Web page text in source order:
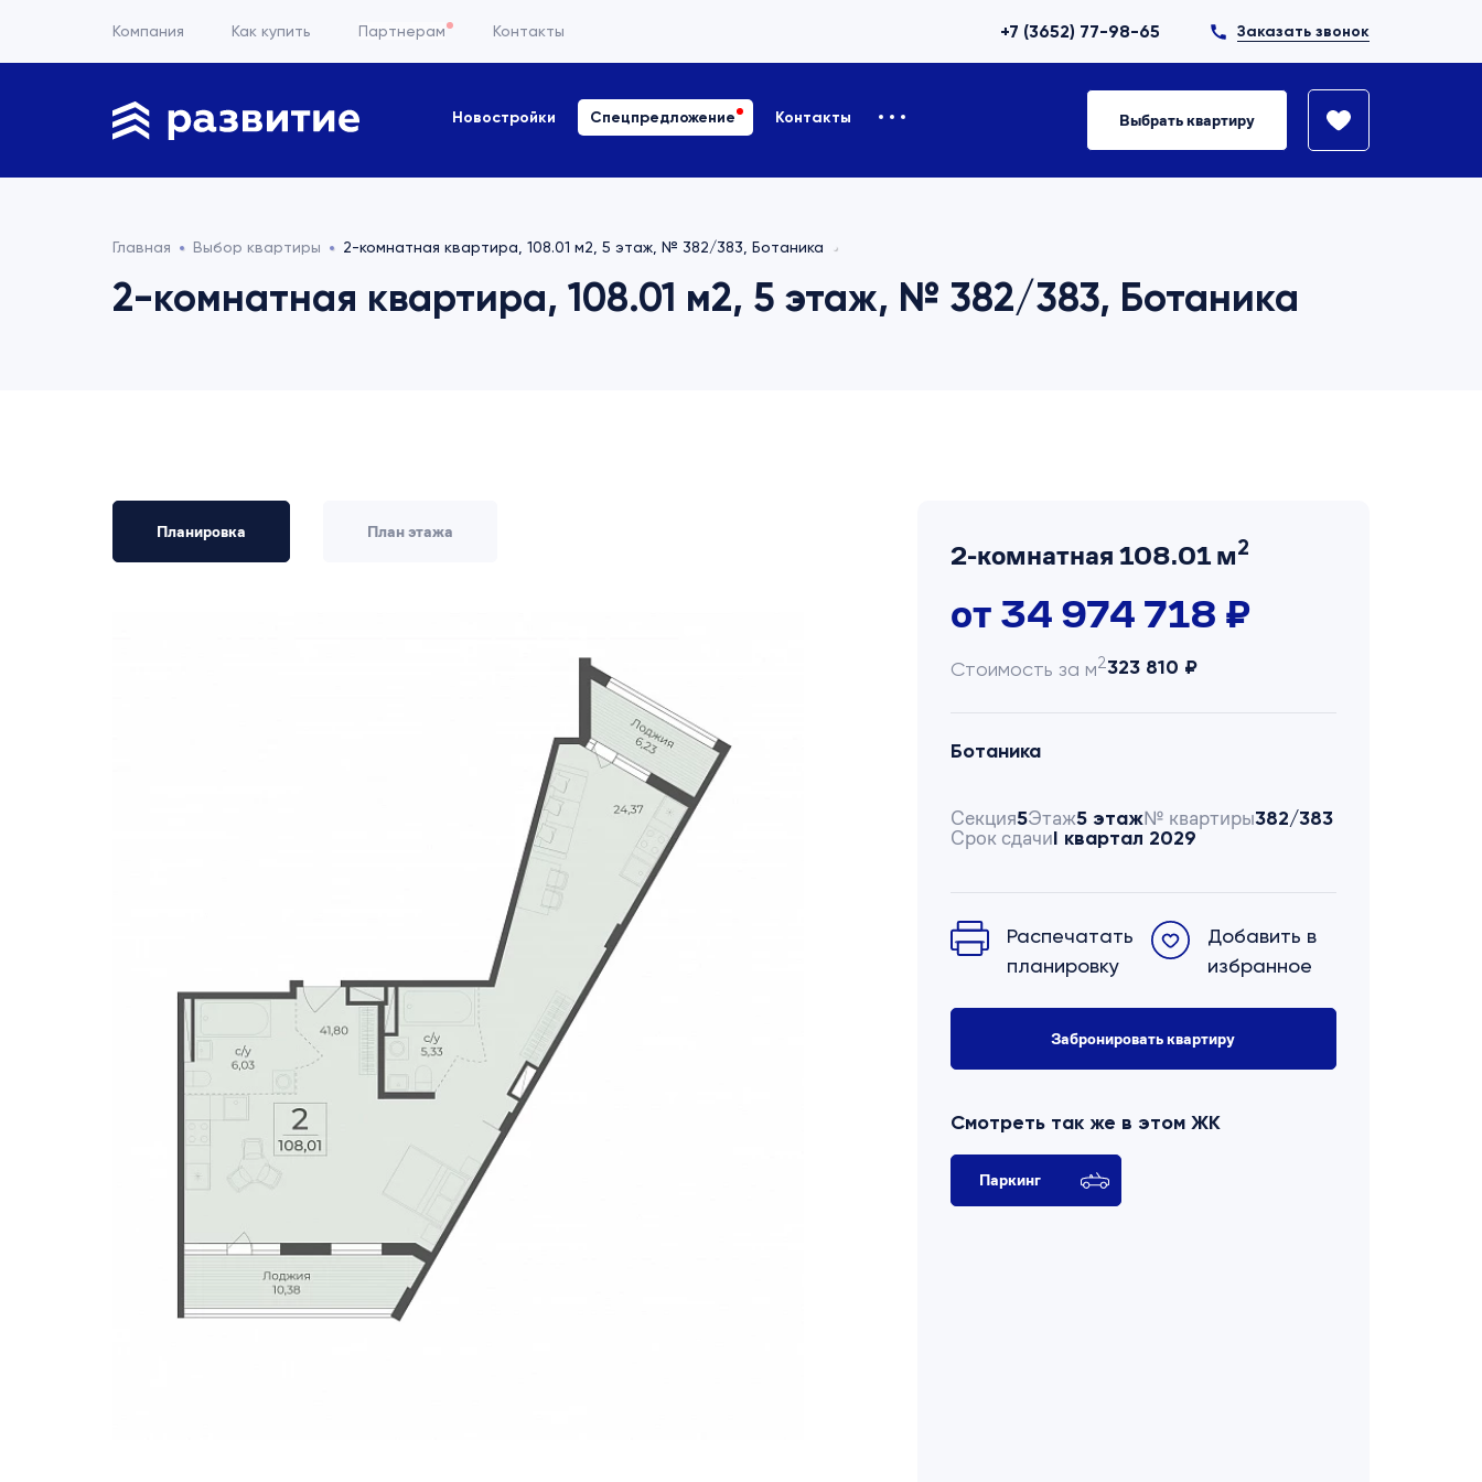
Компания Как купить Партнерам Контакты +7 (3652) 77-98-65 Заказать звонок
Новостройки Спецпредложение Контакты Выбрать квартиру
Главная Выбор квартиры 2-комнатная квартира, 108.01 м2, 5 этаж, № 382/383, Ботаника
2-комнатная квартира, 108.01 м2, 5 этаж, № 382/383, Ботаника
Планировка План этажа
2-комнатная 108.01 м2
от 34 974 718 ₽
Стоимость за м2323 810 ₽
Ботаника
Секция5Этаж5 этаж№ квартиры382/383
Срок сдачиI квартал 2029
Распечатать
планировку
Добавить в
избранное
Забронировать квартиру
Смотреть так же в этом ЖК
Паркинг